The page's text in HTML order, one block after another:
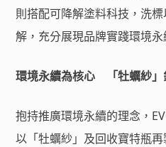
則搭配可降解塗料科技，洗
解，充分展現品牌實踐環境永
環境永續為核心 「牡蠣紗」
抱持推廣環境永續的理念，
以「牡蠣紗」及回收寶特瓶